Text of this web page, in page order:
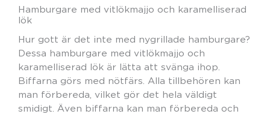
Hamburgare med vitlökmajjo och karamelliserad
lök
Hur gott är det inte med nygrillade hamburgare?
Dessa hamburgare med vitlökmajjo och
karamelliserad lök är lätta att svänga ihop.
Biffarna görs med nötfärs. Alla tillbehören kan
man förbereda, vilket gör det hela väldigt
smidigt. Även biffarna kan man förbereda och